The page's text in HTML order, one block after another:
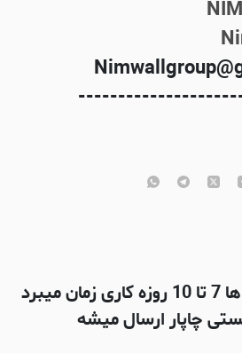
اماده سازی سفارش ها 7 تا 10 روزه کاری زمان میبرد
چاپار ارسال میشه